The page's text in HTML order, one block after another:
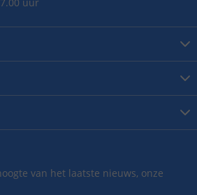
uur
van het laatste nieuws, onze